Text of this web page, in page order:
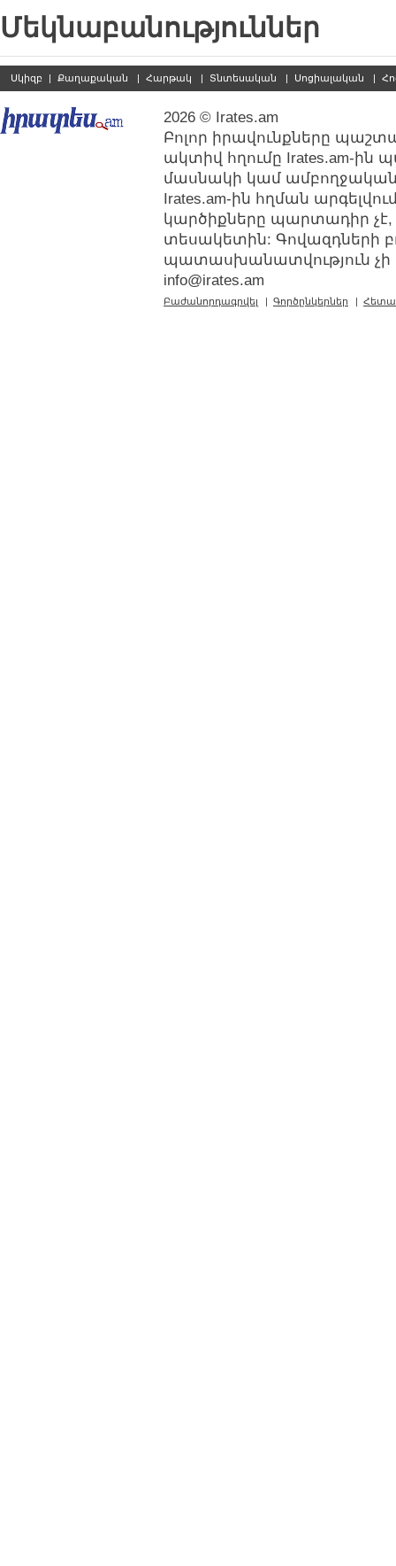
Մեկնաբանություններ
Սկիզբ | Քաղաքական | Հարթակ | Տնտեսական | Սոցիալական |
2026 © Irates.am
Բոլոր իրավունքները
ակտիվ հղումը Irates.am-ին
մասնակի կամ
Irates.am-ին հղման
կարծիքները պարտադիր չէ,
տեսակետին: Գովազդների
պատասխանատվություն չի
info@irates.am
Բաժանորդագրվել | Գործընկերներ |